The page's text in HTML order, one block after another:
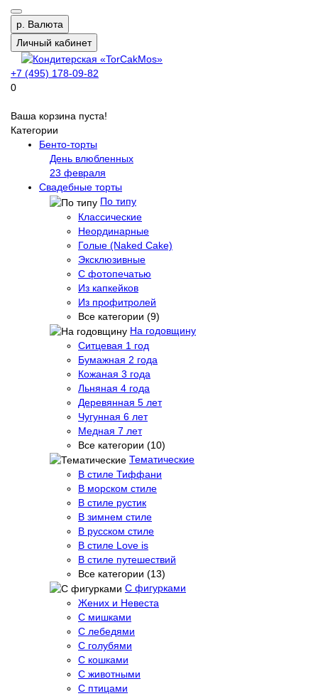
р. Валюта
Личный кабинет
+7 (495) 178-09-82
0
Ваша корзина пуста!
Категории
Бенто-торты
День влюбленных
23 февраля
Свадебные торты
По типу
Классические
Неординарные
Голые (Naked Cake)
Эксклюзивные
С фотопечатью
Из капкейков
Из профитролей
Все категории (9)
На годовщину
Ситцевая 1 год
Бумажная 2 года
Кожаная 3 года
Льняная 4 года
Деревянная 5 лет
Чугунная 6 лет
Медная 7 лет
Все категории (10)
Тематические
В стиле Тиффани
В морском стиле
В стиле рустик
В зимнем стиле
В русском стиле
В стиле Love is
В стиле путешествий
Все категории (13)
С фигурками
Жених и Невеста
С мишками
С лебедями
С голубями
С кошками
С животными
С птицами